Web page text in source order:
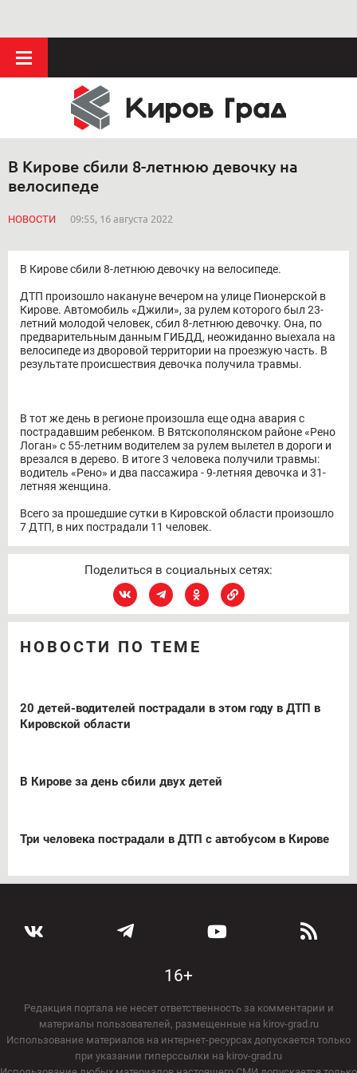
В Кирове сбили 8-летнюю девочку на
велосипеде
НОВОСТИ 09:55, 16 августа 2022
В Кирове сбили 8-летнюю девочку на велосипеде.
ДТП произошло накануне вечером на улице Пионерской в
Кирове. Автомобиль «Джили», за рулем которого был 23-
летний молодой человек, сбил 8-летнюю девочку. Она, по
предварительным данным ГИБДД, неожиданно выехала на
велосипеде из дворовой территории на проезжую часть. В
результате происшествия девочка получила травмы.
В тот же день в регионе произошла еще одна авария с
пострадавшим ребенком. В Вятскополянском районе «Рено
Логан» с 55-летним водителем за рулем вылетел в дороги и
врезался в дерево. В итоге 3 человека получили травмы:
водитель «Рено» и два пассажира - 9-летняя девочка и 31-
летняя женщина.
Всего за прошедшие сутки в Кировской области произошло
7 ДТП, в них пострадали 11 человек.
Поделиться в социальных сетях:
НОВОСТИ ПО ТЕМЕ
20 детей-водителей пострадали в этом году в ДТП в
Кировской области
В Кирове за день сбили двух детей
Три человека пострадали в ДТП с автобусом в Кирове
16+
Редакция портала не несет ответственность за комментарии и
материалы пользователей, размещенные на kirov-grad.ru
Использование материалов на интернет-ресурсах допускается только
при указании гиперссылки на kirov-grad.ru